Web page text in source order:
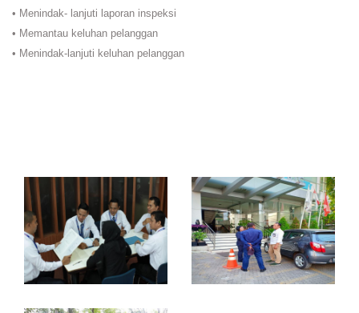
• Menindak- lanjuti laporan inspeksi
• Memantau keluhan pelanggan
• Menindak-lanjuti keluhan pelanggan